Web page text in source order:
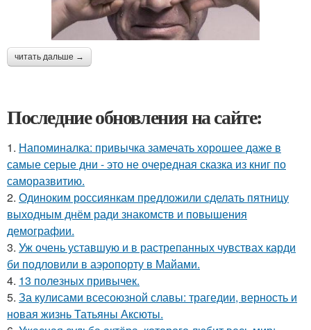
читать дальше →
Последние обновления на сайте:
1. Напоминалка: привычка замечать хорошее даже в
самые серые дни - это не очередная сказка из книг по
саморазвитию.
2. Одиноким россиянкам предложили сделать пятницу
выходным днём ради знакомств и повышения
демографии.
3. Уж очень уставшую и в растрепанных чувствах карди
би подловили в аэропорту в Майами.
4. 13 полезных привычек.
5. За кулисами всесоюзной славы: трагедии, верность и
новая жизнь Татьяны Аксюты.